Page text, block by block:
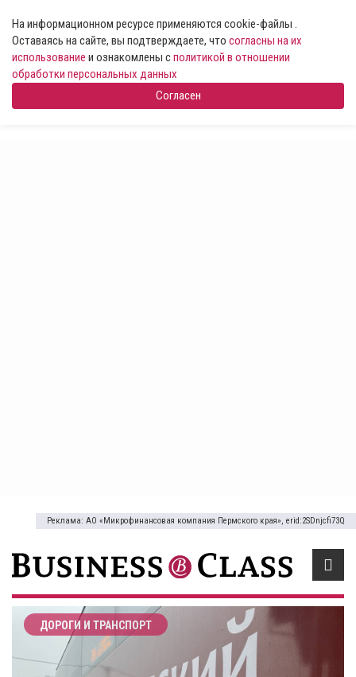
На информационном ресурсе применяются cookie-файлы .
Оставаясь на сайте, вы подтверждаете, что согласны на их
использование и ознакомлены сполитикой в отношении
обработки персональных данных
Согласен
Реклама: АО «Микрофинансовая компания Пермского края», erid:2SDnjcfi73Q
ДОРОГИ И ТРАНСПОРТ